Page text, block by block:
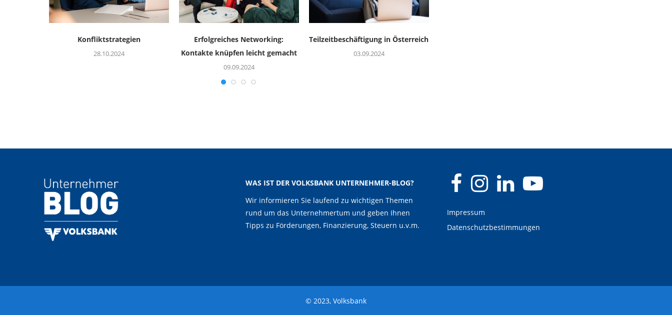
Konfliktstrategien
28.10.2024
Erfolgreiches Networking:
Kontakte knüpfen leicht gemacht
09.09.2024
Teilzeitbeschäftigung in Österreich
03.09.2024
WAS IST DER VOLKSBANK UNTERNEHMER-BLOG?
Wir informieren Sie laufend zu wichtigen Themen
rund um das Unternehmertum und geben Ihnen
Tipps zu Förderungen, Finanzierung, Steuern u.v.m.
Impressum
Datenschutzbestimmungen
© 2023, Volksbank